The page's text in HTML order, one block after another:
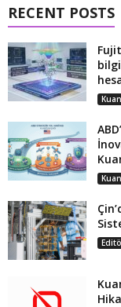
RECENT POSTS